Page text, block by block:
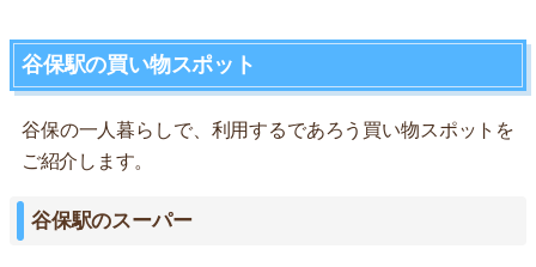
谷保駅の買い物スポット
谷保の一人暮らしで、利用するであろう買い物スポットを
ご紹介します。
谷保駅のスーパー